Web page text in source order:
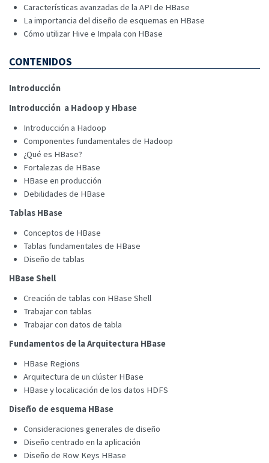
Características avanzadas de la API de HBase
La importancia del diseño de esquemas en HBase
Cómo utilizar Hive e Impala con HBase
CONTENIDOS
Introducción
Introducción a Hadoop y Hbase
Introducción a Hadoop
Componentes fundamentales de Hadoop
¿Qué es HBase?
Fortalezas de HBase
HBase en producción
Debilidades de HBase
Tablas HBase
Conceptos de HBase
Tablas fundamentales de HBase
Diseño de tablas
HBase Shell
Creación de tablas con HBase Shell
Trabajar con tablas
Trabajar con datos de tabla
Fundamentos de la Arquitectura HBase
HBase Regions
Arquitectura de un clúster HBase
HBase y localicación de los datos HDFS
Diseño de esquema HBase
Consideraciones generales de diseño
Diseño centrado en la aplicación
Diseño de Row Keys HBase